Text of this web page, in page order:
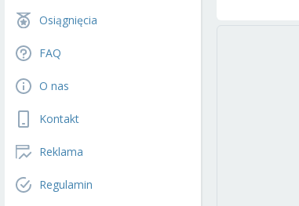
Osiągnięcia
FAQ
O nas
Kontakt
Reklama
Regulamin